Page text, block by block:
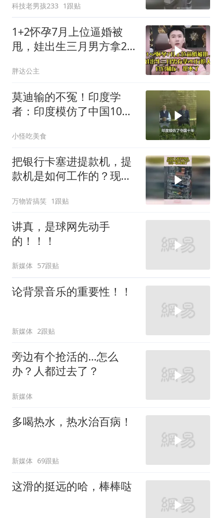
科技老男孩233 1跟贴
1+2怀孕7月上位逼婚被
甩，娃出生三月男方拿20
胖达公主
莫迪输的不冤！印度学
者：印度模仿了中国10
小怪吃美食
把银行卡塞进提款机，提
款机是如何工作的？现场
万物皆搞笑 1跟贴
讲真，是球网先动手
的！！！
新媒体 57跟贴
论背景音乐的重要性！！
新媒体 2跟贴
旁边有个抢活的…怎么
办？人都过去了？
新媒体
多喝热水，热水治百病！
新媒体 69跟贴
这滑的挺远的哈，棒棒哒